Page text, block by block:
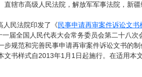
直辖市高级人民法院，解放军军事法院，新
人民法院印发了《民事申请再审案件诉讼文书
届全国人民代表大会常务委员会第二十八次
步规范和完善民事申请再审案件诉讼文书的
文书样式自2013年1月1日起施行。在适用本